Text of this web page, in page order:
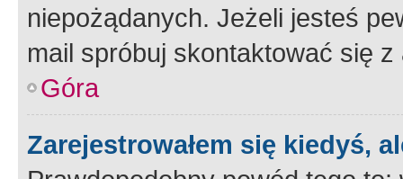
niepożądanych. Jeżeli jesteś
mail spróbuj skontaktować się
Góra
Zarejestrowałem się kiedyś,